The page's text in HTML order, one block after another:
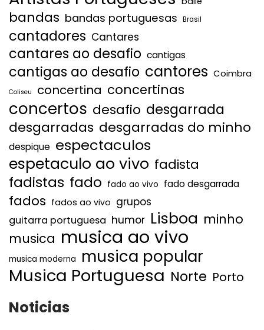
bandas bandas portuguesas Brasil
cantadores Cantares
cantares ao desafio cantigas
cantigas ao desafio cantores Coimbra
Coliseu concertina concertinas
concertos desafio desgarrada
desgarradas desgarradas do minho
despique espectaculos
espetaculo ao vivo fadista
fadistas fado fado ao vivo fado desgarrada
fados fados ao vivo grupos
guitarra portuguesa humor Lisboa minho
musica musica ao vivo
musica moderna musica popular
Musica Portuguesa Norte Porto
Noticias